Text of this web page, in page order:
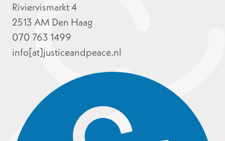
Riviervismarkt 4
2513 AM Den Haag
070 763 1499
info[at]justiceandpeace.nl